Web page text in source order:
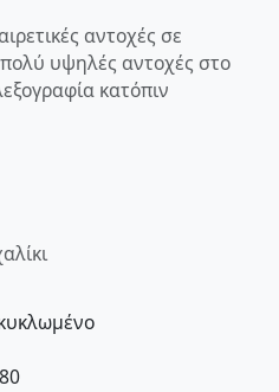
αντοχές σε
υψηλές αντοχές στο
κατόπιν